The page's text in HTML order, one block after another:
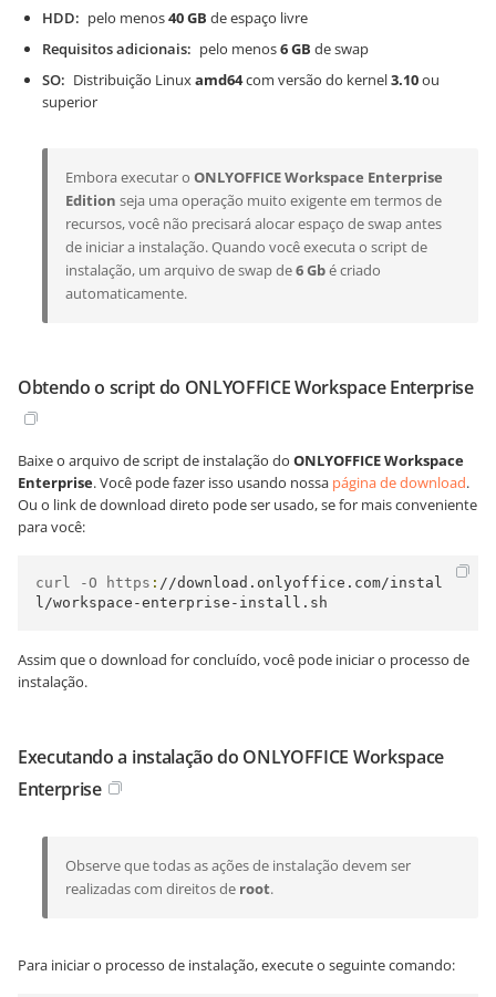
HDD
pelo menos40 GB de espaço livre
Requisitos adicionais
pelo menos6 GB de swap
SO
Distribuição Linuxamd64com versão do kernel3.10ou
superior
Embora executar o ONLYOFFICE Workspace Enterprise
Edition seja uma operação muito exigente em termos de
recursos, você não precisará alocar espaço de swap antes
de iniciar a instalação. Quando você executa o script de
instalação, um arquivo de swap de6 Gbé criado
automaticamente.
Obtendo o script do ONLYOFFICE Workspace Enterprise
Baixe o arquivo de script de instalação do ONLYOFFICE Workspace
Enterprise. Você pode fazer isso usando nossa página de download.
Ou o link de download direto pode ser usado, se for mais conveniente
para você:
curl -O https : //download.onlyoffice.com/instal
l/workspace-enterprise-install.sh
Assim que o download for concluído, você pode iniciar o processo de
instalação.
Executando a instalação do ONLYOFFICE Workspace
Enterprise
Observe que todas as ações de instalação devem ser
realizadas com direitos de root.
Para iniciar o processo de instalação, execute o seguinte comando: